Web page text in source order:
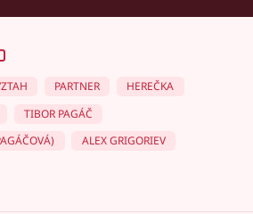
PARTNER
HEREČKA
TIBOR PAGÁČ
ALEX GRIGORIEV